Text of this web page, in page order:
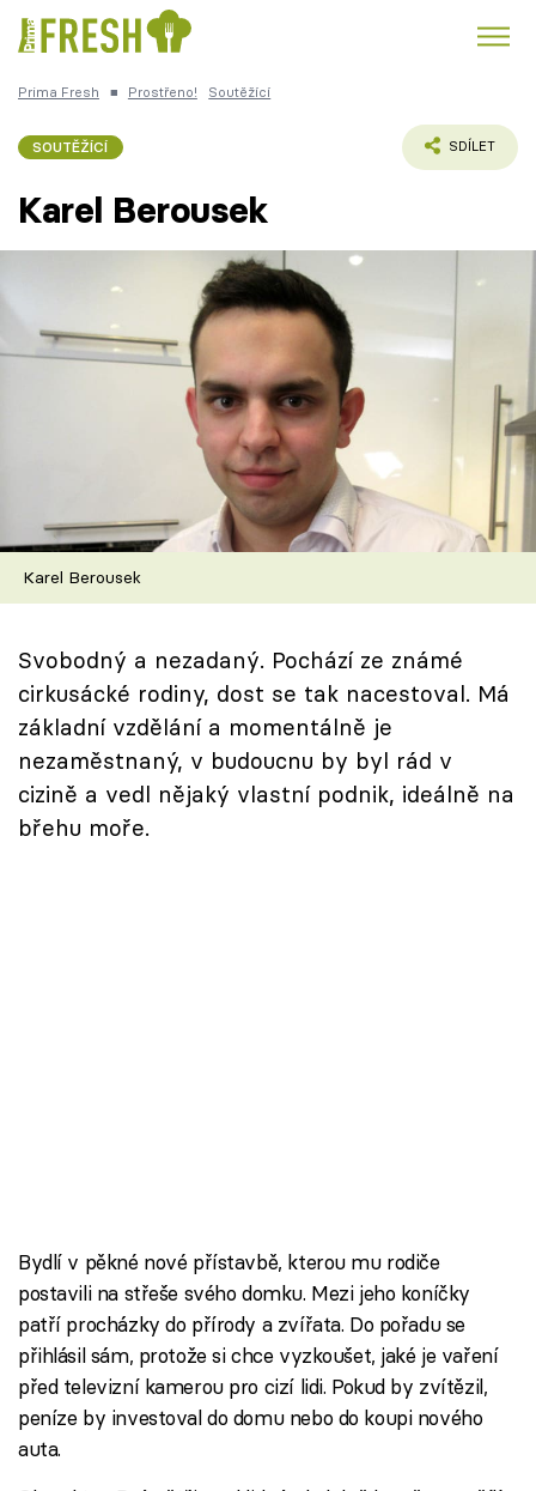
Česká kuchyně
Témata
Škola vaření
Speciál: Cuketa
Těhotnej kuchař
Sledujte prima+
Prima Fresh ■ Prostřeno! Soutěžící
SOUTĚŽÍCÍ SDÍLET
Karel Berousek
Karel Berousek
Svobodný a nezadaný. Pochází ze známé
cirkusácké rodiny, dost se tak nacestoval. Má
základní vzdělání a momentálně je
nezaměstnaný, v budoucnu by byl rád v
cizině a vedl nějaký vlastní podnik, ideálně na
břehu moře.
Bydlí v pěkné nové přístavbě, kterou mu rodiče
postavili na střeše svého domku. Mezi jeho koníčky
patří procházky do přírody a zvířata. Do pořadu se
přihlásil sám, protože si chce vyzkoušet, jaké je vaření
před televizní kamerou pro cizí lidi. Pokud by zvítězil,
peníze by investoval do domu nebo do koupi nového
auta.